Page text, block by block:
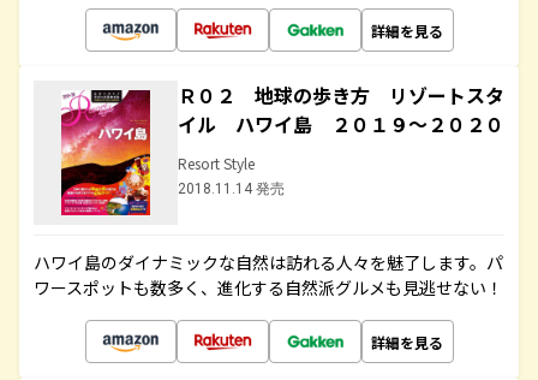
詳細を見る
Ｒ０２ 地球の歩き方 リゾートスタ
イル ハワイ島 ２０１９～２０２０
Resort Style
2018.11.14 発売
ハワイ島のダイナミックな自然は訪れる人々を魅了します。パ
ワースポットも数多く、進化する自然派グルメも見逃せない！
詳細を見る